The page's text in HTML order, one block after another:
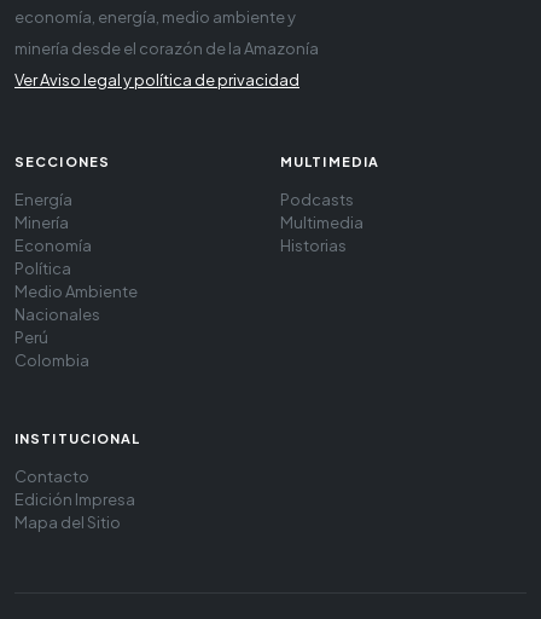
economía, energía, medio ambiente y
minería desde el corazón de la Amazonía
Ver Aviso legal y política de privacidad
SECCIONES
Energía
Minería
Economía
Política
Medio Ambiente
Nacionales
Perú
Colombia
MULTIMEDIA
Podcasts
Multimedia
Historias
INSTITUCIONAL
Contacto
Edición Impresa
Mapa del Sitio